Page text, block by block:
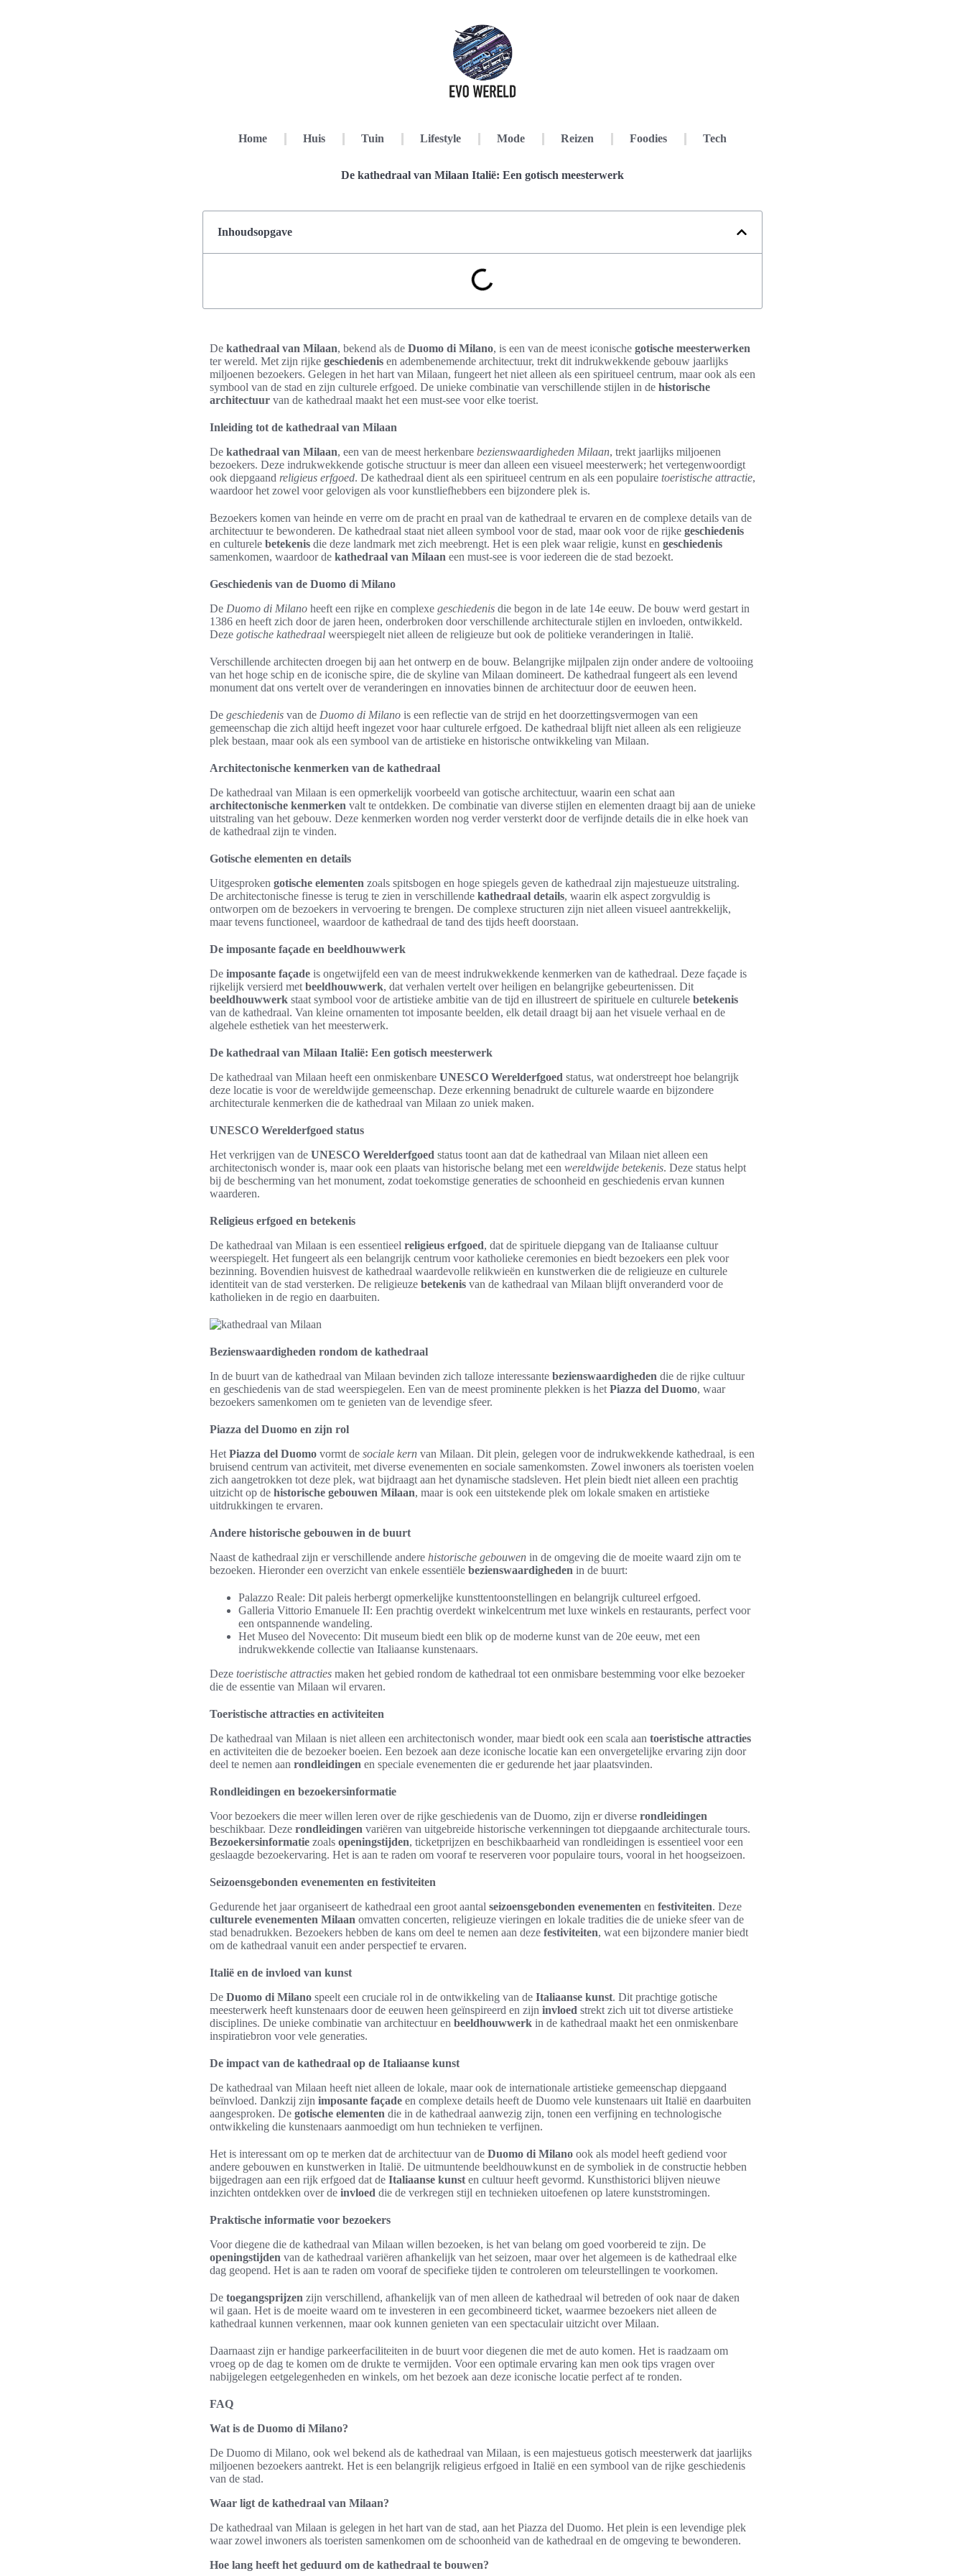
Home Huis Tuin Lifestyle Mode Reizen Foodies Tech
De kathedraal van Milaan Italië: Een gotisch meesterwerk
Inhoudsopgave
De kathedraal van Milaan, bekend als de Duomo di Milano, is een van de meest iconische gotische meesterwerken
ter wereld. Met zijn rijke geschiedenis en adembenemende architectuur, trekt dit indrukwekkende gebouw jaarlijks
miljoenen bezoekers. Gelegen in het hart van Milaan, fungeert het niet alleen als een spiritueel centrum, maar ook als een
symbool van de stad en zijn culturele erfgoed. De unieke combinatie van verschillende stijlen in de historische
architectuur van de kathedraal maakt het een must-see voor elke toerist.
Inleiding tot de kathedraal van Milaan
De kathedraal van Milaan, een van de meest herkenbare bezienswaardigheden Milaan, trekt jaarlijks miljoenen
bezoekers. Deze indrukwekkende gotische structuur is meer dan alleen een visueel meesterwerk; het vertegenwoordigt
ook diepgaand religieus erfgoed. De kathedraal dient als een spiritueel centrum en als een populaire toeristische attractie,
waardoor het zowel voor gelovigen als voor kunstliefhebbers een bijzondere plek is.
Bezoekers komen van heinde en verre om de pracht en praal van de kathedraal te ervaren en de complexe details van de
architectuur te bewonderen. De kathedraal staat niet alleen symbool voor de stad, maar ook voor de rijke geschiedenis
en culturele betekenis die deze landmark met zich meebrengt. Het is een plek waar religie, kunst en geschiedenis
samenkomen, waardoor de kathedraal van Milaan een must-see is voor iedereen die de stad bezoekt.
Geschiedenis van de Duomo di Milano
De Duomo di Milano heeft een rijke en complexe geschiedenis die begon in de late 14e eeuw. De bouw werd gestart in
1386 en heeft zich door de jaren heen, onderbroken door verschillende architecturale stijlen en invloeden, ontwikkeld.
Deze gotische kathedraal weerspiegelt niet alleen de religieuze but ook de politieke veranderingen in Italië.
Verschillende architecten droegen bij aan het ontwerp en de bouw. Belangrijke mijlpalen zijn onder andere de voltooiing
van het hoge schip en de iconische spire, die de skyline van Milaan domineert. De kathedraal fungeert als een levend
monument dat ons vertelt over de veranderingen en innovaties binnen de architectuur door de eeuwen heen.
De geschiedenis van de Duomo di Milano is een reflectie van de strijd en het doorzettingsvermogen van een
gemeenschap die zich altijd heeft ingezet voor haar culturele erfgoed. De kathedraal blijft niet alleen als een religieuze
plek bestaan, maar ook als een symbool van de artistieke en historische ontwikkeling van Milaan.
Architectonische kenmerken van de kathedraal
De kathedraal van Milaan is een opmerkelijk voorbeeld van gotische architectuur, waarin een schat aan
architectonische kenmerken valt te ontdekken. De combinatie van diverse stijlen en elementen draagt bij aan de unieke
uitstraling van het gebouw. Deze kenmerken worden nog verder versterkt door de verfijnde details die in elke hoek van
de kathedraal zijn te vinden.
Gotische elementen en details
Uitgesproken gotische elementen zoals spitsbogen en hoge spiegels geven de kathedraal zijn majestueuze uitstraling.
De architectonische finesse is terug te zien in verschillende kathedraal details, waarin elk aspect zorgvuldig is
ontworpen om de bezoekers in vervoering te brengen. De complexe structuren zijn niet alleen visueel aantrekkelijk,
maar tevens functioneel, waardoor de kathedraal de tand des tijds heeft doorstaan.
De imposante façade en beeldhouwwerk
De imposante façade is ongetwijfeld een van de meest indrukwekkende kenmerken van de kathedraal. Deze façade is
rijkelijk versierd met beeldhouwwerk, dat verhalen vertelt over heiligen en belangrijke gebeurtenissen. Dit
beeldhouwwerk staat symbool voor de artistieke ambitie van de tijd en illustreert de spirituele en culturele betekenis
van de kathedraal. Van kleine ornamenten tot imposante beelden, elk detail draagt bij aan het visuele verhaal en de
algehele esthetiek van het meesterwerk.
De kathedraal van Milaan Italië: Een gotisch meesterwerk
De kathedraal van Milaan heeft een onmiskenbare UNESCO Werelderfgoed status, wat onderstreept hoe belangrijk
deze locatie is voor de wereldwijde gemeenschap. Deze erkenning benadrukt de culturele waarde en bijzondere
architecturale kenmerken die de kathedraal van Milaan zo uniek maken.
UNESCO Werelderfgoed status
Het verkrijgen van de UNESCO Werelderfgoed status toont aan dat de kathedraal van Milaan niet alleen een
architectonisch wonder is, maar ook een plaats van historische belang met een wereldwijde betekenis. Deze status helpt
bij de bescherming van het monument, zodat toekomstige generaties de schoonheid en geschiedenis ervan kunnen
waarderen.
Religieus erfgoed en betekenis
De kathedraal van Milaan is een essentieel religieus erfgoed, dat de spirituele diepgang van de Italiaanse cultuur
weerspiegelt. Het fungeert als een belangrijk centrum voor katholieke ceremonies en biedt bezoekers een plek voor
bezinning. Bovendien huisvest de kathedraal waardevolle relikwieën en kunstwerken die de religieuze en culturele
identiteit van de stad versterken. De religieuze betekenis van de kathedraal van Milaan blijft onveranderd voor de
katholieken in de regio en daarbuiten.
Bezienswaardigheden rondom de kathedraal
In de buurt van de kathedraal van Milaan bevinden zich talloze interessante bezienswaardigheden die de rijke cultuur
en geschiedenis van de stad weerspiegelen. Een van de meest prominente plekken is het Piazza del Duomo, waar
bezoekers samenkomen om te genieten van de levendige sfeer.
Piazza del Duomo en zijn rol
Het Piazza del Duomo vormt de sociale kern van Milaan. Dit plein, gelegen voor de indrukwekkende kathedraal, is een
bruisend centrum van activiteit, met diverse evenementen en sociale samenkomsten. Zowel inwoners als toeristen voelen
zich aangetrokken tot deze plek, wat bijdraagt aan het dynamische stadsleven. Het plein biedt niet alleen een prachtig
uitzicht op de historische gebouwen Milaan, maar is ook een uitstekende plek om lokale smaken en artistieke
uitdrukkingen te ervaren.
Andere historische gebouwen in de buurt
Naast de kathedraal zijn er verschillende andere historische gebouwen in de omgeving die de moeite waard zijn om te
bezoeken. Hieronder een overzicht van enkele essentiële bezienswaardigheden in de buurt:
Palazzo Reale: Dit paleis herbergt opmerkelijke kunsttentoonstellingen en belangrijk cultureel erfgoed.
Galleria Vittorio Emanuele II: Een prachtig overdekt winkelcentrum met luxe winkels en restaurants, perfect voor
een ontspannende wandeling.
Het Museo del Novecento: Dit museum biedt een blik op de moderne kunst van de 20e eeuw, met een
indrukwekkende collectie van Italiaanse kunstenaars.
Deze toeristische attracties maken het gebied rondom de kathedraal tot een onmisbare bestemming voor elke bezoeker
die de essentie van Milaan wil ervaren.
Toeristische attracties en activiteiten
De kathedraal van Milaan is niet alleen een architectonisch wonder, maar biedt ook een scala aan toeristische attracties
en activiteiten die de bezoeker boeien. Een bezoek aan deze iconische locatie kan een onvergetelijke ervaring zijn door
deel te nemen aan rondleidingen en speciale evenementen die er gedurende het jaar plaatsvinden.
Rondleidingen en bezoekersinformatie
Voor bezoekers die meer willen leren over de rijke geschiedenis van de Duomo, zijn er diverse rondleidingen
beschikbaar. Deze rondleidingen variëren van uitgebreide historische verkenningen tot diepgaande architecturale tours.
Bezoekersinformatie zoals openingstijden, ticketprijzen en beschikbaarheid van rondleidingen is essentieel voor een
geslaagde bezoekervaring. Het is aan te raden om vooraf te reserveren voor populaire tours, vooral in het hoogseizoen.
Seizoensgebonden evenementen en festiviteiten
Gedurende het jaar organiseert de kathedraal een groot aantal seizoensgebonden evenementen en festiviteiten. Deze
culturele evenementen Milaan omvatten concerten, religieuze vieringen en lokale tradities die de unieke sfeer van de
stad benadrukken. Bezoekers hebben de kans om deel te nemen aan deze festiviteiten, wat een bijzondere manier biedt
om de kathedraal vanuit een ander perspectief te ervaren.
Italië en de invloed van kunst
De Duomo di Milano speelt een cruciale rol in de ontwikkeling van de Italiaanse kunst. Dit prachtige gotische
meesterwerk heeft kunstenaars door de eeuwen heen geïnspireerd en zijn invloed strekt zich uit tot diverse artistieke
disciplines. De unieke combinatie van architectuur en beeldhouwwerk in de kathedraal maakt het een onmiskenbare
inspiratiebron voor vele generaties.
De impact van de kathedraal op de Italiaanse kunst
De kathedraal van Milaan heeft niet alleen de lokale, maar ook de internationale artistieke gemeenschap diepgaand
beïnvloed. Dankzij zijn imposante façade en complexe details heeft de Duomo vele kunstenaars uit Italië en daarbuiten
aangesproken. De gotische elementen die in de kathedraal aanwezig zijn, tonen een verfijning en technologische
ontwikkeling die kunstenaars aanmoedigt om hun technieken te verfijnen.
Het is interessant om op te merken dat de architectuur van de Duomo di Milano ook als model heeft gediend voor
andere gebouwen en kunstwerken in Italië. De uitmuntende beeldhouwkunst en de symboliek in de constructie hebben
bijgedragen aan een rijk erfgoed dat de Italiaanse kunst en cultuur heeft gevormd. Kunsthistorici blijven nieuwe
inzichten ontdekken over de invloed die de verkregen stijl en technieken uitoefenen op latere kunststromingen.
Praktische informatie voor bezoekers
Voor diegene die de kathedraal van Milaan willen bezoeken, is het van belang om goed voorbereid te zijn. De
openingstijden van de kathedraal variëren afhankelijk van het seizoen, maar over het algemeen is de kathedraal elke
dag geopend. Het is aan te raden om vooraf de specifieke tijden te controleren om teleurstellingen te voorkomen.
De toegangsprijzen zijn verschillend, afhankelijk van of men alleen de kathedraal wil betreden of ook naar de daken
wil gaan. Het is de moeite waard om te investeren in een gecombineerd ticket, waarmee bezoekers niet alleen de
kathedraal kunnen verkennen, maar ook kunnen genieten van een spectaculair uitzicht over Milaan.
Daarnaast zijn er handige parkeerfaciliteiten in de buurt voor diegenen die met de auto komen. Het is raadzaam om
vroeg op de dag te komen om de drukte te vermijden. Voor een optimale ervaring kan men ook tips vragen over
nabijgelegen eetgelegenheden en winkels, om het bezoek aan deze iconische locatie perfect af te ronden.
FAQ
Wat is de Duomo di Milano?
De Duomo di Milano, ook wel bekend als de kathedraal van Milaan, is een majestueus gotisch meesterwerk dat jaarlijks
miljoenen bezoekers aantrekt. Het is een belangrijk religieus erfgoed in Italië en een symbool van de rijke geschiedenis
van de stad.
Waar ligt de kathedraal van Milaan?
De kathedraal van Milaan is gelegen in het hart van de stad, aan het Piazza del Duomo. Het plein is een levendige plek
waar zowel inwoners als toeristen samenkomen om de schoonheid van de kathedraal en de omgeving te bewonderen.
Hoe lang heeft het geduurd om de kathedraal te bouwen?